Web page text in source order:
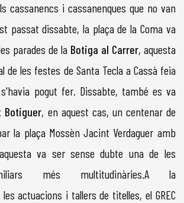
cassanencs i cassanenques que no van
passat dissabte, la plaça de la Coma va
parades de la Botiga al Carrer, aquesta
de les festes de Santa Tecla a Cassà feia
pogut fer. Dissabte, també es va
Botiguer, en aquest cas, un centenar de
la plaça Mossèn Jacint Verdaguer amb
va ser sense dubte una de les
més multitudinàries.A la
actuacions i tallers de titelles, el GREC